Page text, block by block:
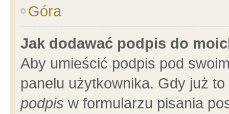
Góra
Jak dodawać podpis do
Aby umieścić podpis pod
panelu użytkownika. Gdy już
podpis w formularzu pisania